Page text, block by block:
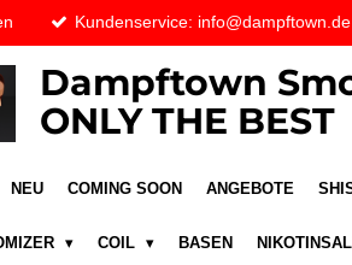
Kundenservice: info@dampftown.de
Dampftown
ONLY THE BEST
NEU COMING SOON ANGEBOTE
COIL BASEN